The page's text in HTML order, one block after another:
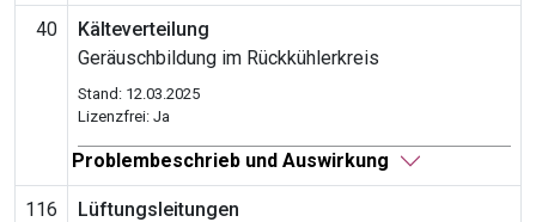
40
Kälteverteilung
Geräuschbildung im Rückkühlerkreis
Stand: 12.03.2025
Lizenzfrei: Ja
Problembeschrieb und Auswirkung
116
Lüftungsleitungen